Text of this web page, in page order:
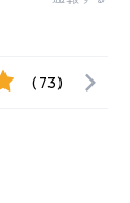
(73)